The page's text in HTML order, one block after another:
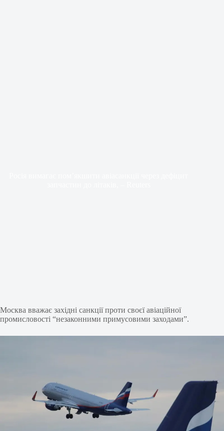
Москва вважає західні санкції проти своєї авіаційної
промисловості “незаконними примусовими заходами”.